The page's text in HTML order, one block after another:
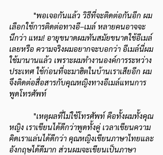
            "
พอเจอกันแล้ว วิธีที่จะติดต่อกันอีก ผม
เลือกใช้การติดต่อทางอี–เมล์ หลายคนอาจจะ
นึกว่า แหม! อายุขนาดผมทันสมัยขนาดใช้อีเมล์
เลยหรือ ความจริงผมอยากจะบอกว่า อีเมล์นี่ผม
ใช้มานานแล้ว เพราะผมทำงานองค์การระหว่าง
ประเทศ ใช้ก่อนที่จะมาฮิตในบ้านเราเสียอีก ผม
จึงติดต่อสื่อสารกับคุณหญิงทางอีเมล์แทนการ
พูดโทรศัพท์
            "
เหตุผลที่ไม่ใช้โทรศัพท์ คือทั้งผมทั้งคุณ
หญิง เราเขียนได้ดีกว่าพูดทั้งคู่ เวลาเขียนความ
คิดเราแล่นได้ดีกว่า คุณหญิงเขียนภาษาไทยและ
อังกฤษได้ดีมาก ส่วนผมจะเขียนเป็นภาษา